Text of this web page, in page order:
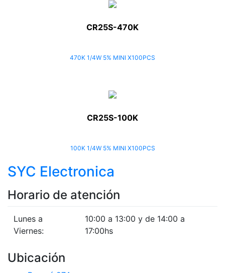
CR25S-470K
470K 1/4W 5% MINI X100PCS
CR25S-100K
100K 1/4W 5% MINI X100PCS
SYC Electronica
Horario de atención
Lunes a
Viernes:
10:00 a 13:00 y de 14:00 a
17:00hs
Ubicación